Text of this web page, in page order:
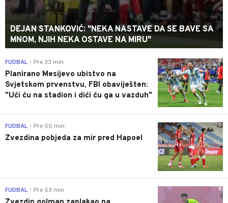
DEJAN STANKOVIĆ: "NEKA NASTAVE DA SE BAVE SA
MNOM, NJIH NEKA OSTAVE NA MIRU"
0
FUDBAL Pre 33 min
Planirano Mesijevo ubistvo na
Svjetskom prvenstvu, FBI obaviješten:
"Ući ću na stadion i dići ću ga u vazduh"
0
FUDBAL Pre 50 min
Zvezdina pobjeda za mir pred Hapoel
0
FUDBAL Pre 53 min